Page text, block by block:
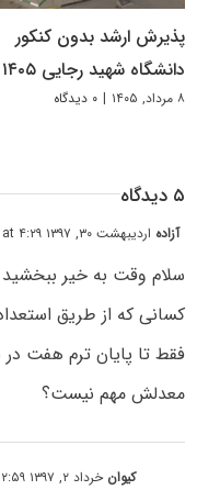
پذیرش ارشد بدون کنکور
دانشگاه شهید رجایی ۱۴۰۵
۸ مرداد, ۱۴۰۵ | ۰ دیدگاه
۵ دیدگاه
آزاده اردیبهشت ۳۰, ۱۳۹۷ at ۴:۲۹ ب٫ظ
سلام وقت به خیر
کسانی که از طریق
فقط تا پایان ترم هفت در
معدلش مهم نیست؟
کیوان خرداد ۲, ۱۳۹۷ at ۲:۵۹ ب٫ظ